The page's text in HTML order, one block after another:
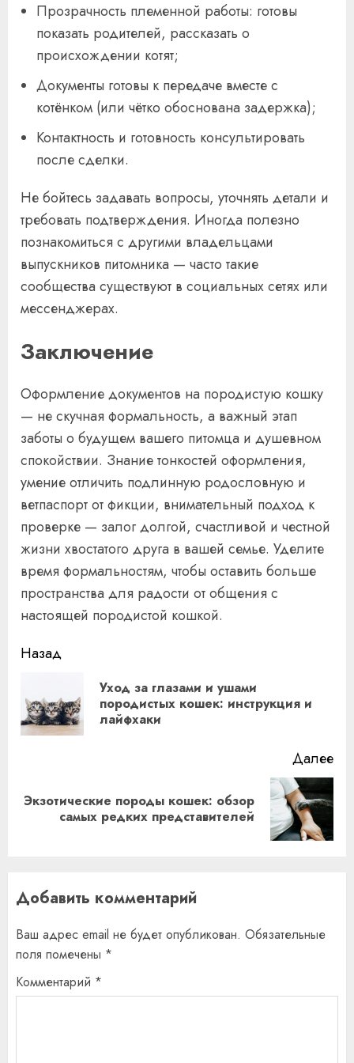
Прозрачность племенной работы: готовы
показать родителей, рассказать о
происхождении котят;
Документы готовы к передаче вместе с
котёнком (или чётко обоснована задержка);
Контактность и готовность консультировать
после сделки.
Не бойтесь задавать вопросы, уточнять детали и
требовать подтверждения. Иногда полезно
познакомиться с другими владельцами
выпускников питомника — часто такие
сообщества существуют в социальных сетях или
мессенджерах.
Заключение
Оформление документов на породистую кошку
— не скучная формальность, а важный этап
заботы о будущем вашего питомца и душевном
спокойствии. Знание тонкостей оформления,
умение отличить подлинную родословную и
ветпаспорт от фикции, внимательный подход к
проверке — залог долгой, счастливой и честной
жизни хвостатого друга в вашей семье. Уделите
время формальностям, чтобы оставить больше
пространства для радости от общения с
настоящей породистой кошкой.
Продолжить
Назад
Уход за глазами и ушами
породистых кошек: инструкция и
лайфхаки
Далее
Следующая
запись:
Экзотические породы кошек: обзор
самых редких представителей
Добавить комментарий
Ваш адрес email не будет опубликован. Обязательные
поля помечены *
Комментарий *